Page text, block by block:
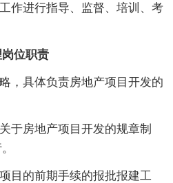
进行指导、监督、培训、考
位职责
具体负责房地产项目开发的
房地产项目开发的规章制
的前期手续的报批报建工